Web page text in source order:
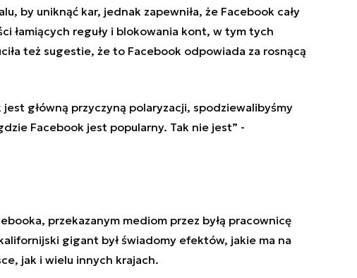
by uniknąć kar, jednak zapewniła, że Facebookcały
łamiących reguły i blokowania kont, w tym tych
też sugestie, że to Facebookodpowiada za rosnącą
jest główną przyczyną polaryzacji, spodziewalibyśmy
Facebookjest popularny. Tak nie jest” -
a, przekazanym mediom przez byłą pracownicę
gigant był świadomy efektów, jakie ma na
jak i wielu innych krajach.